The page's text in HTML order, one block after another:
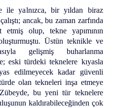
ile yalnızca, bir yıldan biraz
ancak, bu zaman zarfında
olup, tekne yapımının
Üstün teknikle ve
gelişmiş buharlanma
eski türdeki teknelere kıyasla
edilmeyecek kadar güvenli
olan tekneleri inşa etmeye
bu yeni tür teknelere
kaldırabileceğinden çok